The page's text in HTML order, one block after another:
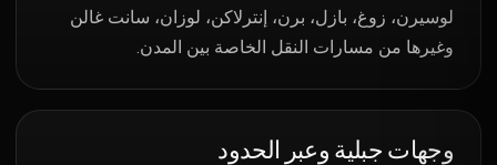
لوسيرن، زوغ، بازل، برن، إنترلاكن، لوزان، سانت غالن
وغيرها من مسارات النقل الخاصة بين المدن.
وجهات جبلية وعبر الحدود